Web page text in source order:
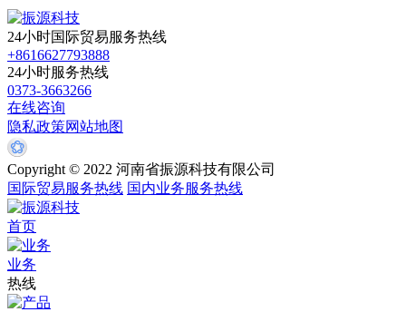
24小时国际贸易服务热线
+8616627793888
24小时服务热线
0373-3663266
在线咨询
隐私政策网站地图
Copyright © 2022 河南省振源科技有限公司
国际贸易服务热线 国内业务服务热线
首页
业务
热线